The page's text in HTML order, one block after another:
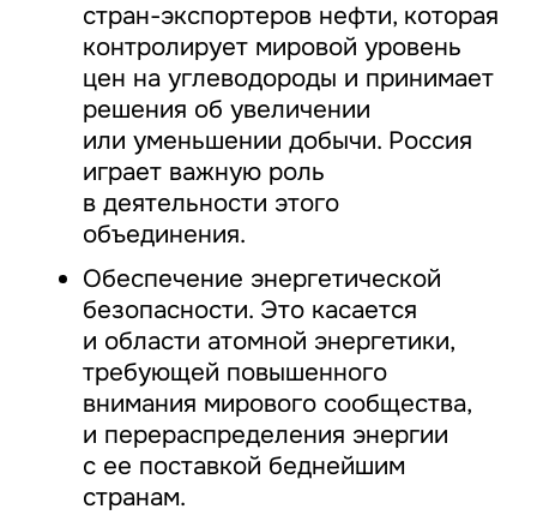
стран-экспортеров нефти, которая
контролирует мировой уровень
цен на углеводороды и принимает
решения об увеличении
или уменьшении добычи. Россия
играет важную роль
в деятельности этого
объединения.
Обеспечение энергетической
безопасности. Это касается
и области атомной энергетики,
требующей повышенного
внимания мирового сообщества,
и перераспределения энергии
с ее поставкой беднейшим
странам.